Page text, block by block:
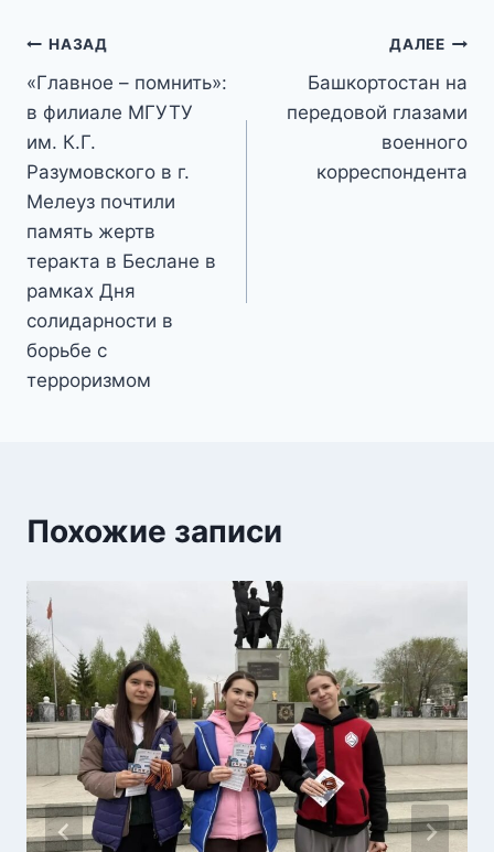
Навигация
по
записям
НАЗАД
«Главное – помнить»:
в филиале МГУТУ
им. К.Г.
Разумовского в г.
Мелеуз почтили
память жертв
теракта в Беслане в
рамках Дня
солидарности в
борьбе с
терроризмом
ДАЛЕЕ
Башкортостан на
передовой глазами
военного
корреспондента
Похожие записи